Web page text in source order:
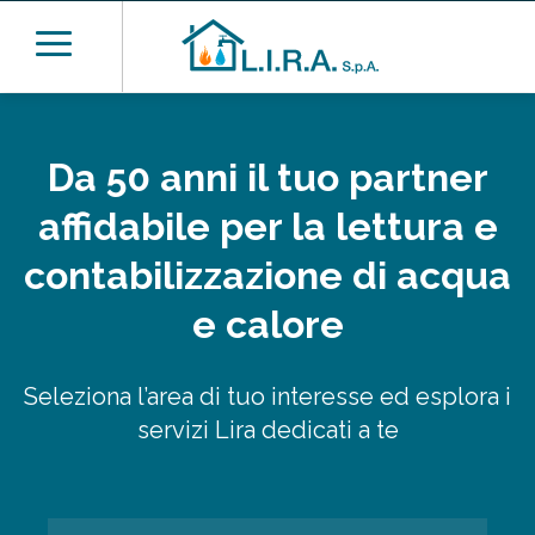
Da 50 anni il tuo partner
affidabile per la lettura e
contabilizzazione di acqua
e calore
Seleziona l’area di tuo interesse ed esplora i
servizi Lira dedicati a te